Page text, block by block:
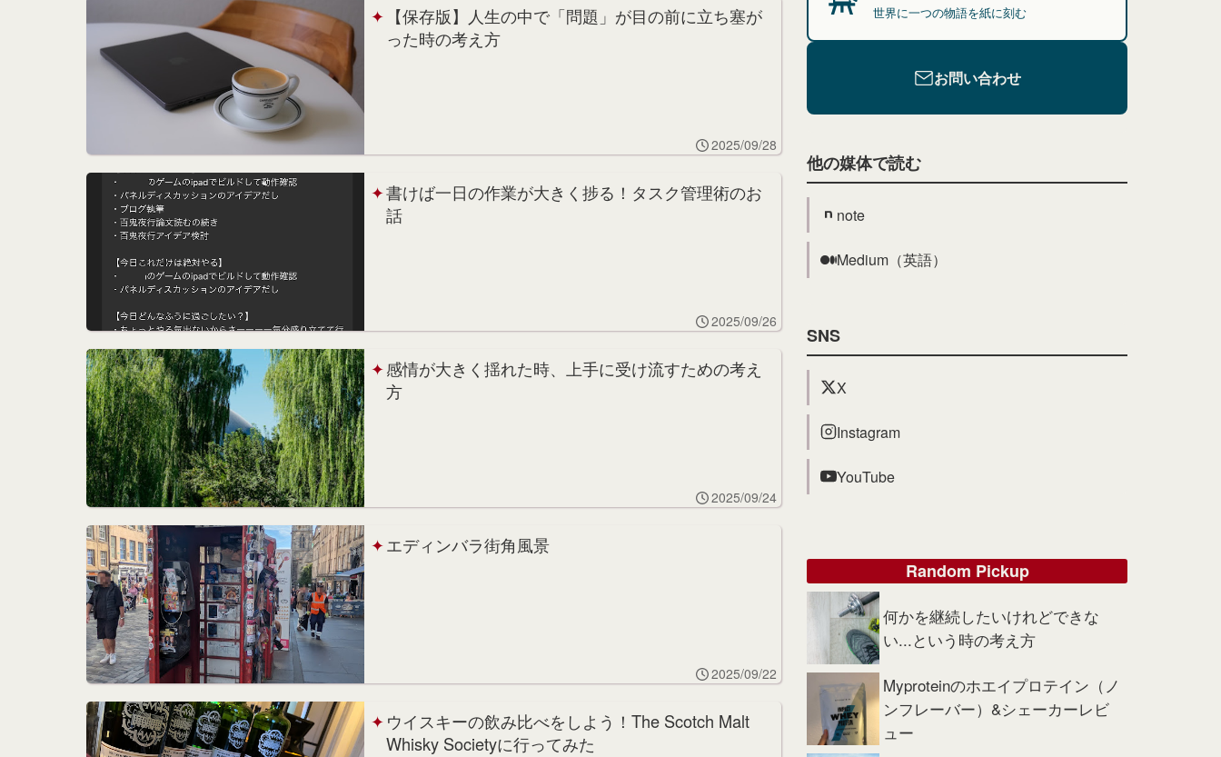
【保存版】人生の中で「問題」が目の前に立ち塞が
った時の考え方
2025/09/28
書けば一日の作業が大きく捗る！タスク管理術のお
話
2025/09/26
感情が大きく揺れた時、上手に受け流すための考え
方
2025/09/24
エディンバラ街角風景
2025/09/22
ウイスキーの飲み比べをしよう！The Scotch Malt
Whisky Societyに行ってみた
世界に一つの物語を紙に刻む
お問い合わせ
他の媒体で読む
note
Medium（英語）
SNS
X
Instagram
YouTube
Random Pickup
何かを継続したいけれどできな
い...という時の考え方
Myproteinのホエイプロテイン（ノ
ンフレーバー）&シェーカーレビ
ュー